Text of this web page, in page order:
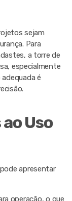
sejam
Para
a torre de
especialmente
é
Uso
apresentar
operação, o que